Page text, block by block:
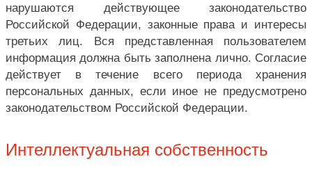
нарушаются действующее законодательство
Российской Федерации, законные права и интересы
третьих лиц. Вся представленная пользователем
информация должна быть заполнена лично. Согласие
действует в течение всего периода хранения
персональных данных, если иное не предусмотрено
законодательством Российской Федерации.
Интеллектуальная собственность